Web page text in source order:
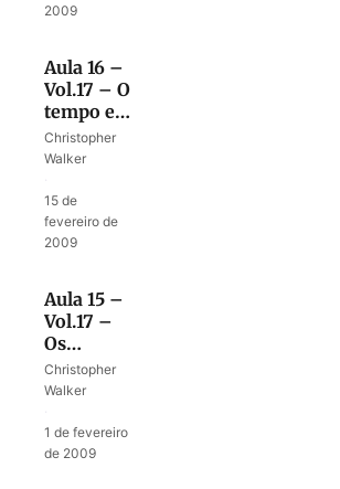
2009
Aula 16 –
Vol.17 – O
tempo e o
local para
construção
Templo
Christopher
Walker
15 de
fevereiro de
2009
Aula 15 –
Vol.17 –
Os
trabalhadores
estrangeiros
Christopher
Walker
1 de fevereiro
de 2009